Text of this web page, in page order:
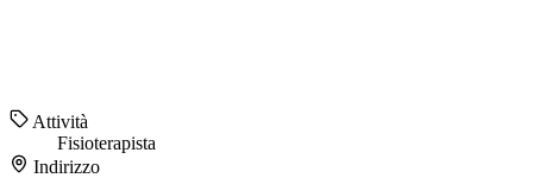
Attività
Fisioterapista
Indirizzo